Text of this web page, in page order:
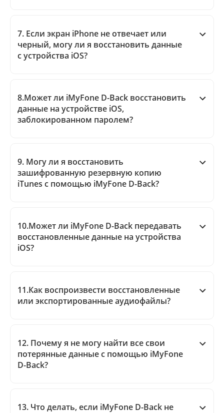
7. Если экран iPhone не отвечает или
черный, могу ли я восстановить данные
с устройства iOS?
8.Может ли iMyFone D-Back восстановить
данные на устройстве iOS,
заблокированном паролем?
9. Могу ли я восстановить
зашифрованную резервную копию
iTunes с помощью iMyFone D-Back?
10.Может ли iMyFone D-Back передавать
восстановленные данные на устройства
iOS?
11.Как воспроизвести восстановленные
или экспортированные аудиофайлы?
12. Почему я не могу найти все свои
потерянные данные с помощью iMyFone
D-Back?
13. Что делать, если iMyFone D-Back не